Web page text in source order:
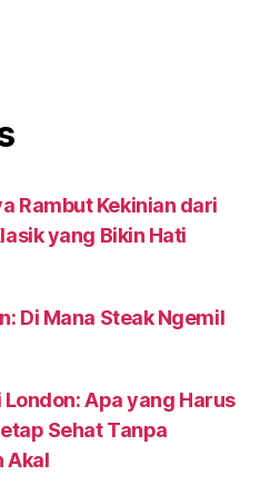
Rambut Kekinian dari
yang Bikin Hati
Di Mana Steak Ngemil
Apa yang Harus
Sehat Tanpa
Akal